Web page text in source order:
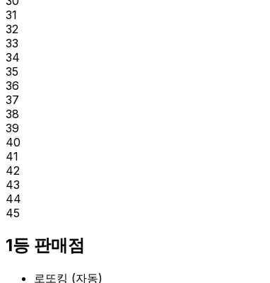
31
32
33
34
35
36
37
38
39
40
41
42
43
44
45
1등 판매점
로또킹 (자동)